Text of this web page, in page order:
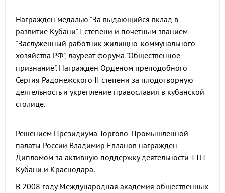
Награжден медалью "За выдающийся вклад в
развитие Кубани" I степени и почетным званием
"Заслуженный работник жилищно-коммунального
хозяйства РФ", лауреат форума "Общественное
признание". Награжден Орденом преподобного
Сергия Радонежского II степени за плодотворную
деятельность и укрепление православия в кубанской
столице.
Решением Президиума Торгово-Промышленной
палаты России Владимир Евланов награжден
Дипломом за активную поддержку деятельности ТТП
Кубани и Краснодара.
В 2008 году Международная академия общественных